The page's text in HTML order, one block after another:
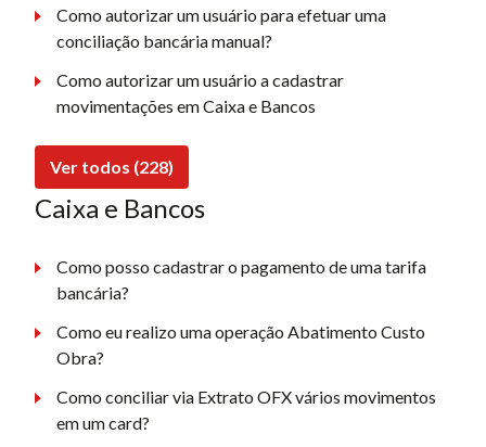
Como autorizar um usuário para efetuar uma
conciliação bancária manual?
Como autorizar um usuário a cadastrar
movimentações em Caixa e Bancos
Ver todos (228)
Caixa e Bancos
Como posso cadastrar o pagamento de uma tarifa
bancária?
Como eu realizo uma operação Abatimento Custo
Obra?
Como conciliar via Extrato OFX vários movimentos
em um card?